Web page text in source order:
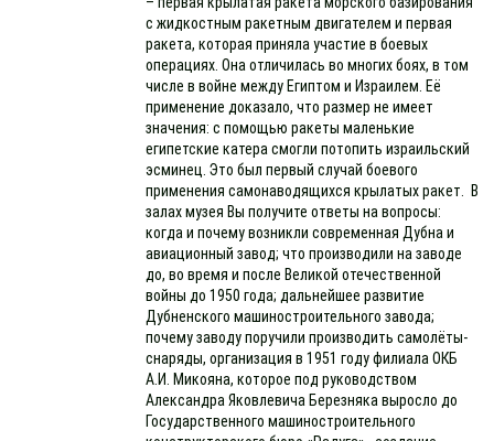
с жидкостным ракетным двигателем и первая
ракета, которая приняла участие в боевых
операциях. Она отличилась во многих боях, в том
числе в войне между Египтом и Израилем. Её
применение доказало, что размер не имеет
значения: с помощью ракеты маленькие
египетские катера смогли потопить израильский
эсминец. Это был первый случай боевого
применения самонаводящихся крылатых ракет. В
залах музея Вы получите ответы на вопросы:
когда и почему возникли современная Дубна и
авиационный завод; что производили на заводе
до, во время и после Великой отечественной
войны до 1950 года; дальнейшее развитие
Дубненского машиностроительного завода;
почему заводу поручили производить самолёты-
снаряды, организация в 1951 году филиала ОКБ
А.И. Микояна, которое под руководством
Александра Яковлевича Березняка выросло до
Государственного машиностроительного